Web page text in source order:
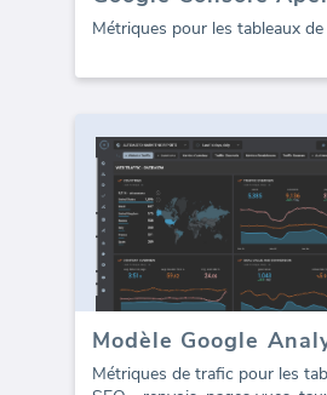
Métriques pour les tableaux
Métriques de trafic pour les